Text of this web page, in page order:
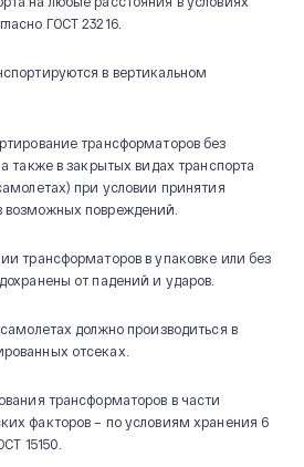
ГОСТ 23216.
в вертикальном
трансформаторов без
также в закрытых видах транспорта
при условии принятия
повреждений.
трансформаторов в упаковке или без
от падений и ударов.
должно производиться в
отсеках.
трансформаторов в части
факторов – по условиям хранения 6
15150.